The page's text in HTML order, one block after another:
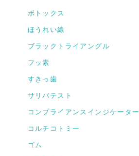
ボトックス
ほうれい線
ブラックトライアングル
フッ素
すきっ歯
サリバテスト
コンプライアンスインジケーター
コルチコトミー
ゴム